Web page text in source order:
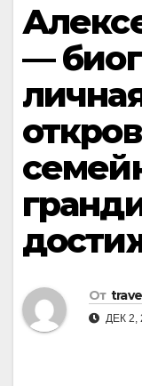
—
От
ДЕК 2,